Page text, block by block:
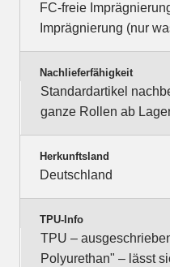
FC-freie
Imprägnierung (nur
Nachlieferfähigkeit
Standardartikel
ganze Rollen ab
Herkunftsland
Deutschland
TPU-Info
TPU –
Polyurethan" – lässt